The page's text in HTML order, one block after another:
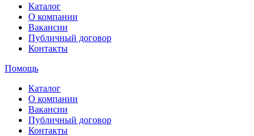
Каталог
О компании
Вакансии
Публичный договор
Контакты
Помощь
Каталог
О компании
Вакансии
Публичный договор
Контакты